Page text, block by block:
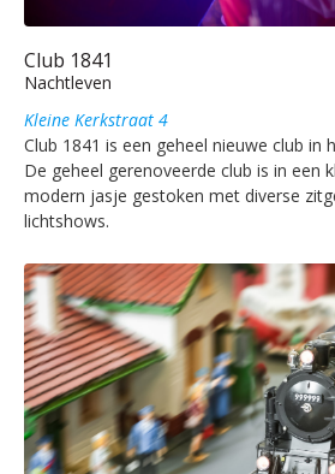
Club 1841
Nachtleven
Kleine Kerkstraat 4
Club 1841 is een geheel nieuwe club in
De geheel gerenoveerde club is in een
modern jasje gestoken met diverse
lichtshows.